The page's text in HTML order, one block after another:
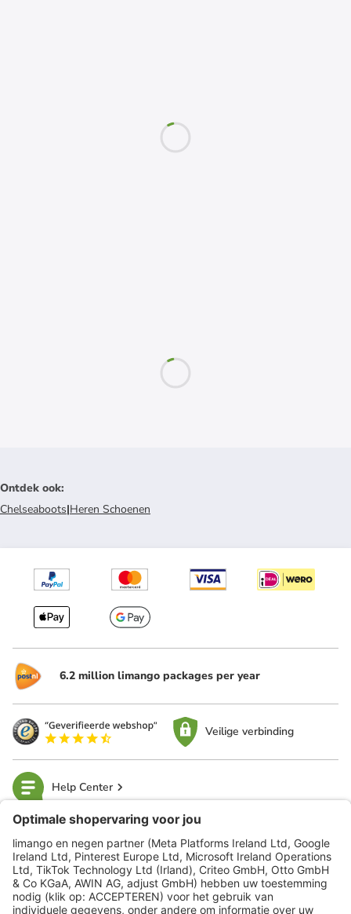
Ontdek ook:
Chelseaboots|Heren Schoenen
6.2 million limango packages per year
Veilige verbinding
Help Center
limango
Veilig winkelen